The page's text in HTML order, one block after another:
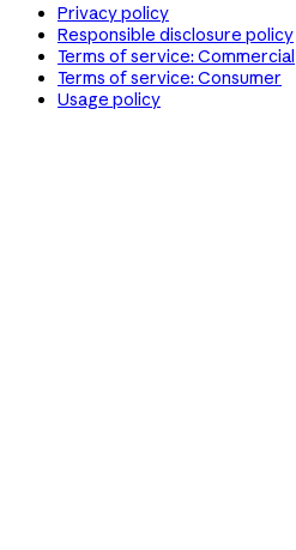
Privacy policy
Responsible disclosure policy
Terms of service: Commercial
Terms of service: Consumer
Usage policy